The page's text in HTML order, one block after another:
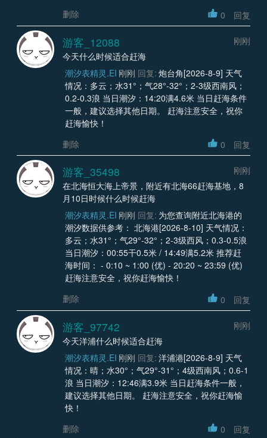
删除
0 回复
游客_12088
刚刚
今天什么时候适合赶海
潮汐表精灵.EI 刚刚 回复: 炮台角[2026-8-9] 天气
情况：多云；水31°；气28°-32°；2-3级西南风；
0.2-0.3浪 当日潮汐：14:20满4.6米 当日赶海条件
一般，建议选择其他日期。 赶海注意安全，祝你
赶海愉快！
删除
0 回复
游客_35498
刚刚
在北海恒大海上帝景，附近有北海66赶海基地，8
月10日时候什么时候赶海
潮汐表精灵.EI 刚刚 回复: 为您查询附近北海港的
潮汐数据供参考： 北海港[2026-8-10] 天气情况：
多云；水31°；气29°-32°；2-3级西风；0.3-0.5浪
当日潮汐：00:55干0.5米 / 14:49满5.2米 推荐赶
海时间： - 0:10 ~ 1:00 (优) - 20:20 ~ 23:59 (优)
赶海注意安全，祝你赶海愉快！
删除
0 回复
游客_97742
刚刚
今天洋浦什么时候适合赶海
潮汐表精灵.EI 刚刚 回复: 洋浦港[2026-8-9] 天气
情况：晴；水30°；气29°-31°；4级西南风；0.6-1
浪 当日潮汐：12:46满3.9米 当日赶海条件一般，
建议选择其他日期。 赶海注意安全，祝你赶海愉
快！
删除
0 回复